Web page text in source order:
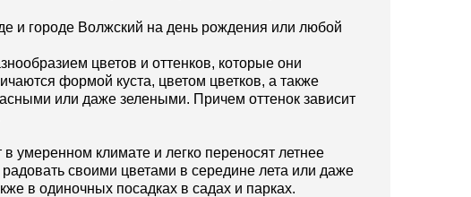
и городе Волжский на день рождения или любой
цветов и оттенков, которые они
формой куста, цветом цветков, а также
или даже зелеными. Причем оттенок зависит
умеренном климате и легко переносят летнее
своими цветами в середине лета или даже
в одиночных посадках в садах и парках.